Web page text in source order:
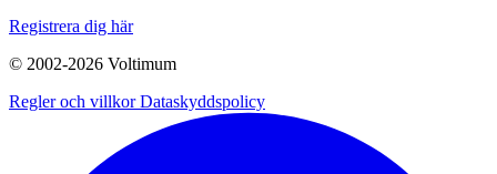
Registrera dig här
© 2002-2026 Voltimum
Regler och villkorDataskyddspolicy